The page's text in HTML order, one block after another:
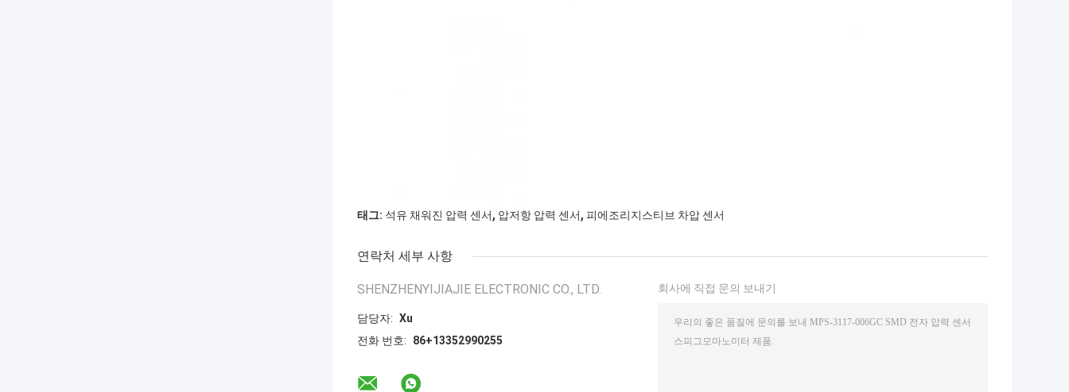
태그: 석유 채워진 압력 센서, 압저항 압력 센서, 피에조리지스티브 차압 센서
연락처 세부 사항
SHENZHENYIJIAJIE ELECTRONIC CO., LTD.
담당자: Xu
전화 번호:
86+13352990255
회사에 직접 문의 보내기